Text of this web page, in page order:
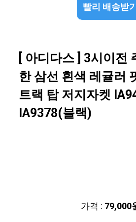
빨리 배송받
[ 아디다스 ] 3시이전
한 삼선 흰색 레귤러
트랙 탑 저지자켓
IA9378(블랙)
가격 : 79,000